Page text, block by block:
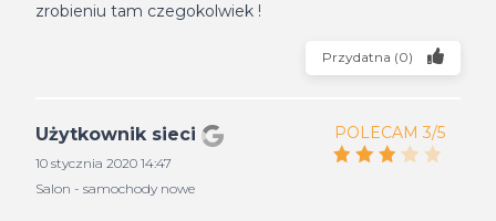
zrobieniu tam czegokolwiek !
Przydatna (0)
Użytkownik sieci
10 stycznia 2020 14:47
Salon - samochody nowe
POLECAM 3/5